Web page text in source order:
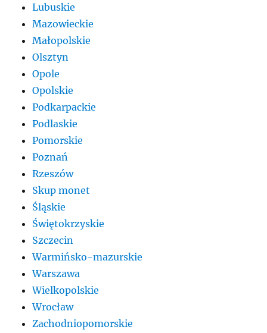
Lubuskie
Mazowieckie
Małopolskie
Olsztyn
Opole
Opolskie
Podkarpackie
Podlaskie
Pomorskie
Poznań
Rzeszów
Skup monet
Śląskie
Świętokrzyskie
Szczecin
Warmińsko-mazurskie
Warszawa
Wielkopolskie
Wrocław
Zachodniopomorskie